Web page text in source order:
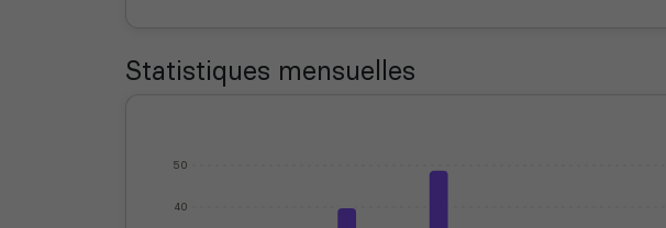
Statistiques mensuelles
40
50